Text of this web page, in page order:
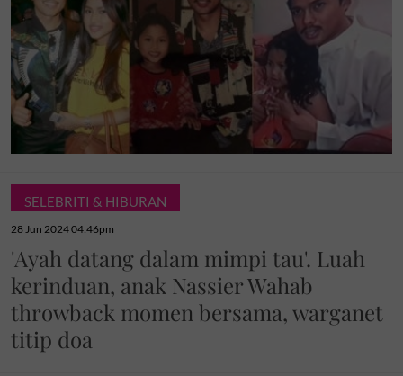
SELEBRITI & HIBURAN
28 Jun 2024 04:46pm
'Ayah datang dalam mimpi tau'. Luah
kerinduan, anak Nassier Wahab
throwback momen bersama, warganet
titip doa